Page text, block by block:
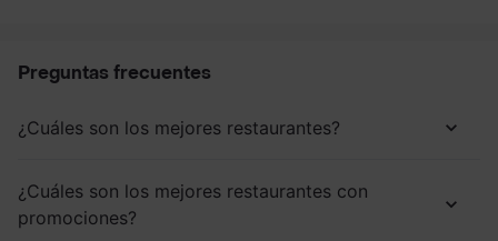
Preguntas frecuentes
¿Cuáles son los mejores restaurantes?
¿Cuáles son los mejores restaurantes con
promociones?